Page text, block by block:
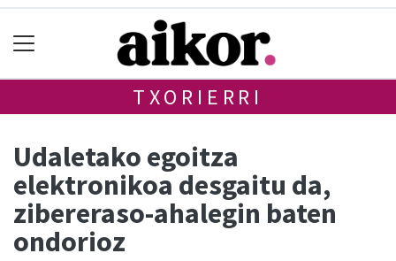
TXORIERRI
Udaletako egoitza
elektronikoa desgaitu da,
zibereraso-ahalegin baten
ondorioz